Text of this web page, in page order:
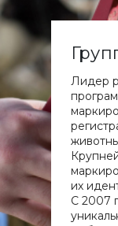
Лидер
их
С 2007